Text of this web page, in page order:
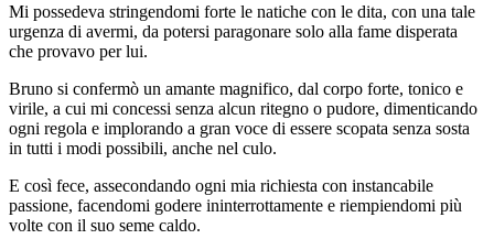
Mi possedeva stringendomi forte le natiche con le dita, con una tale
urgenza di avermi, da potersi paragonare solo alla fame disperata
che provavo per lui.
Bruno si confermò un amante magnifico, dal corpo forte, tonico e
virile, a cui mi concessi senza alcun ritegno o pudore, dimenticando
ogni regola e implorando a gran voce di essere scopata senza sosta
in tutti i modi possibili, anche nel culo.
E così fece, assecondando ogni mia richiesta con instancabile
passione, facendomi godere ininterrottamente e riempiendomi più
volte con il suo seme caldo.